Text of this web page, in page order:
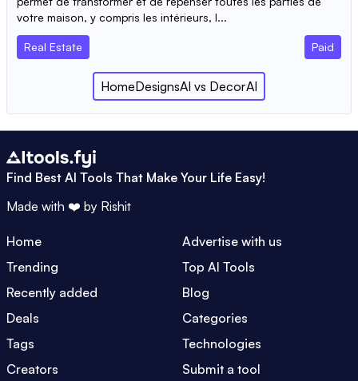
votre maison, y compris les intérieurs, l...
Real Estate Paid
HomeDesignsAI vs DecorAI
Find Best AI Tools That Make Your Life Easy!
Made with ❤️ by Rishit
Home
Advertise with us
Trending
Top AI Tools
Recently added
Blog
Deals
Categories
Tags
Technologies
Creators
Submit a tool